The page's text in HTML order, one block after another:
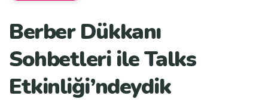
Berber Dükkanı
Sohbetleri ile Talks
Etkinliği’ndeydik